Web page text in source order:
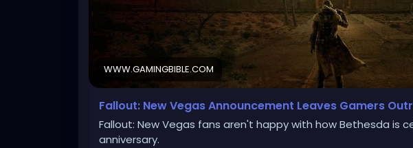
WWW.GAMINGBIBLE.COM
Fallout: New Vegas Announcement Leaves Gamers
Fallout: New Vegas fans aren't happy with how Bethesda is
anniversary.